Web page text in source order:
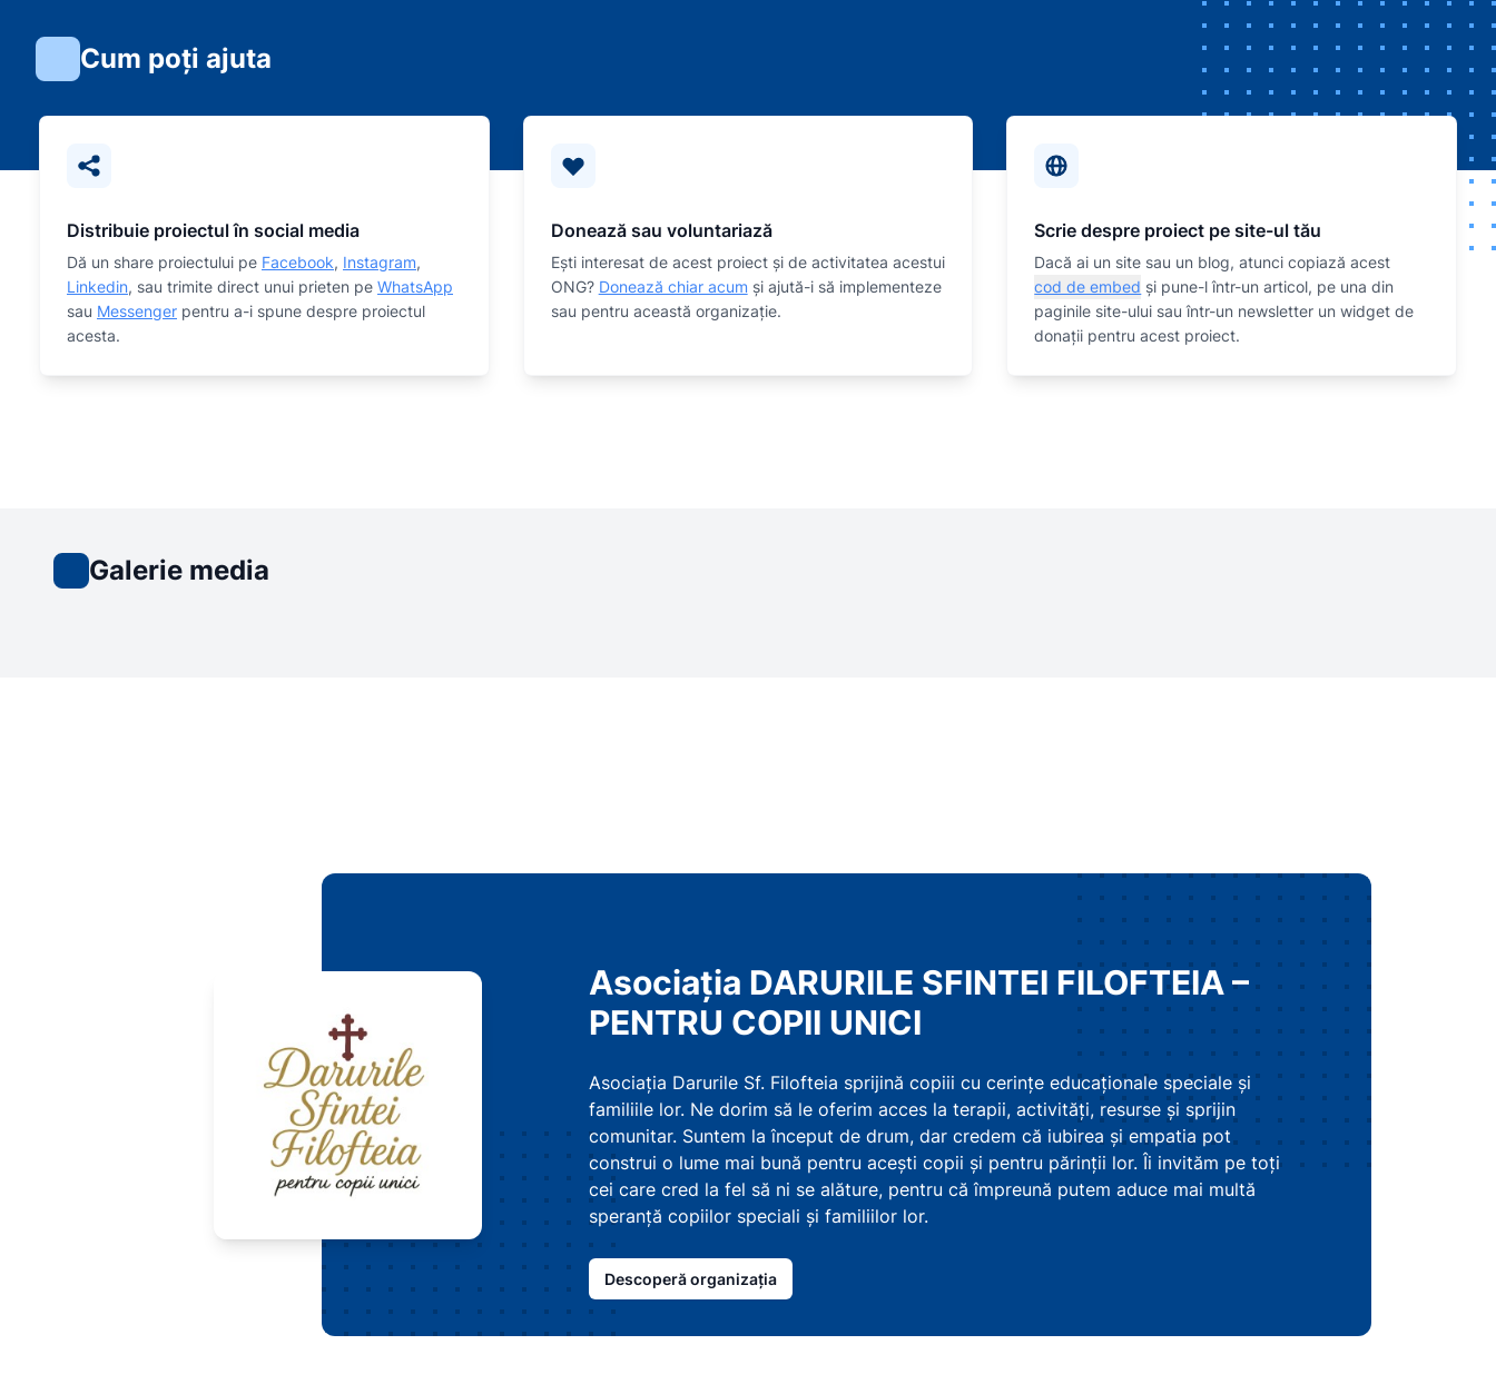
Cum poți ajuta
Distribuie proiectul în social media
Dă un share proiectului pe Facebook, Instagram,
Linkedin, sau trimite direct unui prieten pe WhatsApp
sau Messenger pentru a-i spune despre proiectul
acesta.
Donează sau voluntariază
Eşti interesat de acest proiect și de activitatea acestui
ONG? Donează chiar acum și ajută-i să implementeze
sau pentru această organizaţie.
Scrie despre proiect pe site-ul tău
Dacă ai un site sau un blog, atunci copiază acest
cod de embed și pune-l într-un articol, pe una din
paginile site-ului sau într-un newsletter un widget de
donații pentru acest proiect.
Galerie media
Asociația DARURILE SFINTEI FILOFTEIA –
PENTRU COPII UNICI
Asociația Darurile Sf. Filofteia sprijină copiii cu cerințe educaționale speciale și
familiile lor. Ne dorim să le oferim acces la terapii, activități, resurse și sprijin
comunitar. Suntem la început de drum, dar credem că iubirea și empatia pot
construi o lume mai bună pentru acești copii și pentru părinții lor. Îi invităm pe toți
cei care cred la fel să ni se alăture, pentru că împreună putem aduce mai multă
speranță copiilor speciali și familiilor lor.
Descoperă organizația